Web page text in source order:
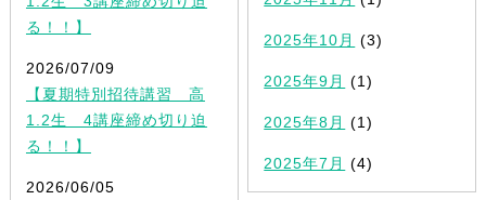
る！！】
2026/07/09
【夏期特別招待講習 高
1.2生 4講座締め切り迫
る！！】
2026/06/05
2025年10月 (3)
2025年9月 (1)
2025年8月 (1)
2025年7月 (4)